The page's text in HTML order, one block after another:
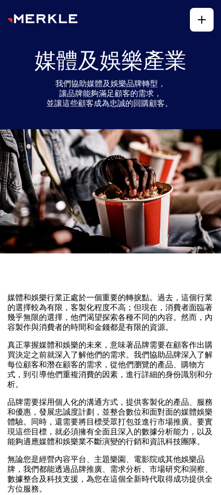
媒體及娛樂產業
我們協助媒體及娛樂品牌轉型，
讓品牌能夠滿足顧客的需求，
並讓這些顧客成為忠誠的回購顧客。
媒體和娛樂行業正處於一個重要的轉捩點。過去，這個行業
的選擇較為有限，客製化程度不高；但現在，消費者面臨著
幾乎無限的選擇，他們渴望探索各種不同的內容。然而，內
容製作與消費者的時間和金錢都是有限的資源。
真正掌握媒體和娛樂的未來，意味著品牌需要在顧客作出購
買決定之前就深入了解他們的需求。我們協助品牌深入了解
每位顧客和潛在顧客的需求，從他們瀏覽的產品、購物方
式，到引導他們重複消費的因素，進行詳細的身份識別和分
析。
品牌需要採用個人化的溝通方式，提供客製化的產品、服務
和優惠，發展忠誠度計劃，並整合數位和面對面的媒體娛樂
體驗。同時，還需要將目標受眾打包並進行市場推廣。要實
現這些目標，就必須擁有全面且深入的數據分析能力，以及
能夠適應媒體和娛樂業不斷演變的行銷和資訊科技團隊。
無論您是經營內容平台、主題樂園、電影院或其他娛樂品
牌，我們都能透過品牌推廣、需求分析、市場研究和洞察、
數據整合及科技支援，為您在這個全新時代取得成功提供全
方位服務。